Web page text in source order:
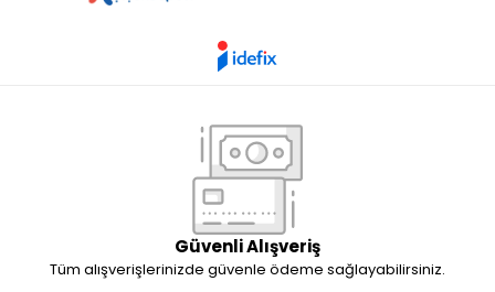
Güvenli Alışveriş
Tüm alışverişlerinizde güvenle ödeme sağlayabilirsiniz.